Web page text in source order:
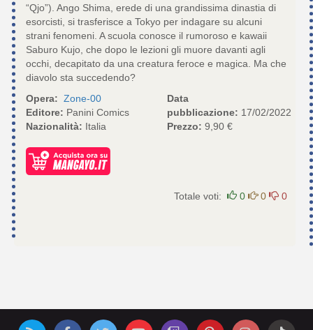
“Qjo”). Ango Shima, erede di una grandissima dinastia di
esorcisti, si trasferisce a Tokyo per indagare su alcuni
strani fenomeni. A scuola conosce il rumoroso e kawaii
Saburo Kujo, che dopo le lezioni gli muore davanti agli
occhi, decapitato da una creatura feroce e magica. Ma che
diavolo sta succedendo?
Opera: Zone-00
Editore: Panini Comics
Nazionalità: Italia
Data
pubblicazione: 17/02/2022
Prezzo: 9,90 €
Totale voti: 0 0 0